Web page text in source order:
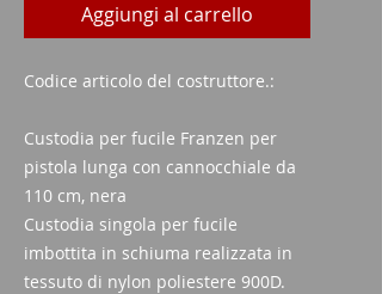
Aggiungi al carrello
Codice articolo del costruttore.:
Custodia per fucile Franzen per
pistola lunga con cannocchiale da
110 cm, nera
Custodia singola per fucile
imbottita in schiuma realizzata in
tessuto di nylon poliestere 900D.